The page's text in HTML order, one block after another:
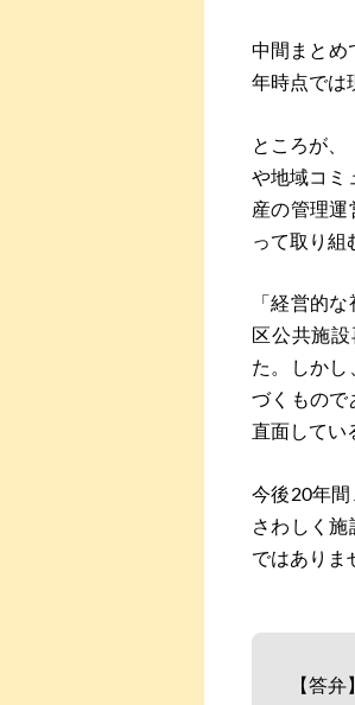
中間まとめ
年時点では
ところが、
や地域コミ
産の管理運
って取り組
「経営的
区公共施
た。しかし
づくもので
直面してい
今後20年
さわしく
ではありま
【答弁】